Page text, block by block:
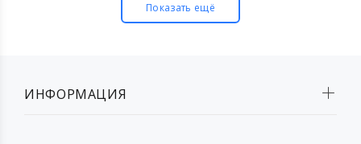
Показать ещё
ИНФОРМАЦИЯ